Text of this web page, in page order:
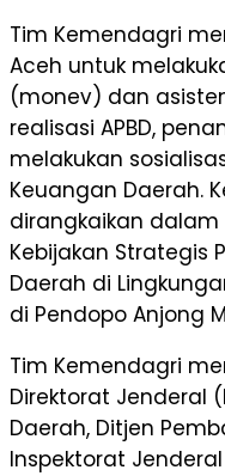
Tim Kemendagri
Aceh untuk
(monev) dan
realisasi APBD,
melakukan
Keuangan Daerah.
dirangkaikan
Kebijakan Strategis
Daerah di
di Pendopo Anjong
Tim Kemendagri
Direktorat Jenderal
Daerah, Ditjen
Inspektorat